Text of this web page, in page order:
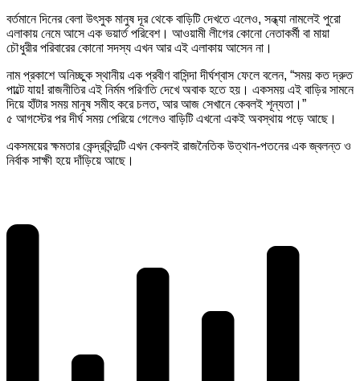
বর্তমানে দিনের বেলা উৎসুক মানুষ দূর থেকে বাড়িটি দেখতে এলেও, সন্ধ্যা নামলেই পুরো
এলাকায় নেমে আসে এক ভয়ার্ত পরিবেশ। আওয়ামী লীগের কোনো নেতাকর্মী বা মায়া
চৌধুরীর পরিবারের কোনো সদস্য এখন আর এই এলাকায় আসেন না।
নাম প্রকাশে অনিচ্ছুক স্থানীয় এক প্রবীণ বাসিন্দা দীর্ঘশ্বাস ফেলে বলেন, “সময় কত দ্রুত
পাল্টে যায়! রাজনীতির এই নির্মম পরিণতি দেখে অবাক হতে হয়। একসময় এই বাড়ির সামনে
দিয়ে হাঁটার সময় মানুষ সমীহ করে চলত, আর আজ সেখানে কেবলই শূন্যতা।”
৫ আগস্টের পর দীর্ঘ সময় পেরিয়ে গেলেও বাড়িটি এখনো একই অবস্থায় পড়ে আছে।
একসময়ের ক্ষমতার কেন্দ্রবিন্দুটি এখন কেবলই রাজনৈতিক উত্থান-পতনের এক জ্বলন্ত ও
নির্বাক সাক্ষী হয়ে দাঁড়িয়ে আছে।